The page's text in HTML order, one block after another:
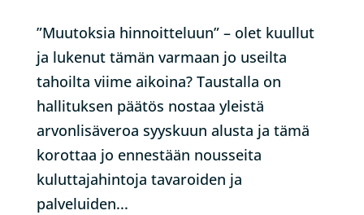
”Muutoksia hinnoitteluun” – olet kuullut
ja lukenut tämän varmaan jo useilta
tahoilta viime aikoina? Taustalla on
hallituksen päätös nostaa yleistä
arvonlisäveroa syyskuun alusta ja tämä
korottaa jo ennestään nousseita
kuluttajahintoja tavaroiden ja
palveluiden...